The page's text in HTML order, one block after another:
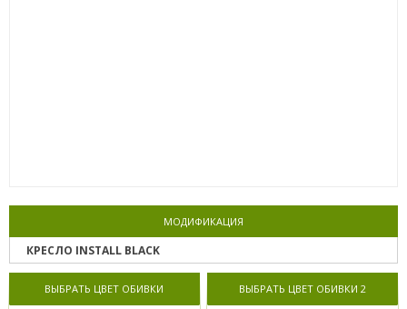
МОДИФИКАЦИЯ
КРЕСЛО INSTALL BLACK
ВЫБРАТЬ ЦВЕТ ОБИВКИ ВЫБРАТЬ ЦВЕТ ОБИВКИ 2